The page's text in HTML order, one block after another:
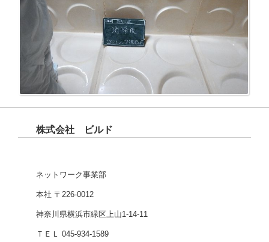
株式会社 ビルド
ネットワーク事業部
本社 〒226-0012
神奈川県横浜市緑区上山1-14-11
ＴＥＬ 045-934-1589